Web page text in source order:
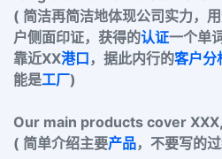
( 简洁再简洁地体现公司实力，
户侧面印证，获得的认证一个单
靠近XX港口，据此内行的客户分
能是工厂)
Our main products cover
( 简单介绍主要产品，不要写的